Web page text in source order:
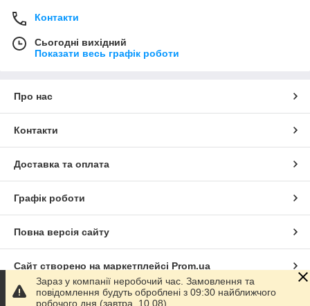
Контакти
Сьогодні вихідний
Показати весь графік роботи
Про нас
Контакти
Доставка та оплата
Графік роботи
Повна версія сайту
Сайт створено на маркетплейсі Prom.ua
Політика конфіденційності
Зараз у компанії неробочий час. Замовлення та
повідомлення будуть оброблені з 09:30 найближчого
робочого дня (завтра, 10.08).